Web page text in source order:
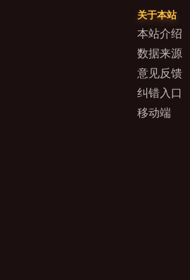
关于本站
本站介绍
数据来源
意见反馈
纠错入口
移动端